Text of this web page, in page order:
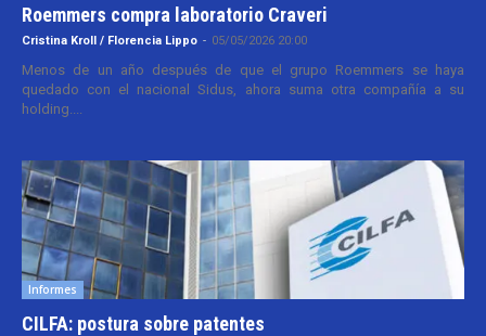
Roemmers compra laboratorio Craveri
Cristina Kroll / Florencia Lippo - 05/05/2026 20:00
Menos de un año después de que el grupo Roemmers se haya
quedado con el nacional Sidus, ahora suma otra compañía a su
holding....
Informes
CILFA: postura sobre patentes